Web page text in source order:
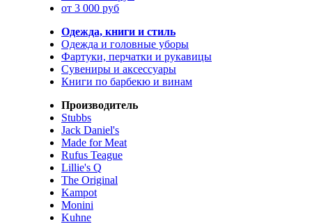
от 3 000 руб
Одежда, книги и стиль
Одежда и головные уборы
Фартуки, перчатки и рукавицы
Сувениры и аксессуары
Книги по барбекю и винам
Производитель
Stubbs
Jack Daniel's
Made for Meat
Rufus Teague
Lillie's Q
The Original
Kampot
Monini
Kuhne